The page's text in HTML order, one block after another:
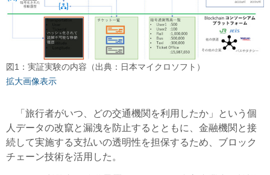
図1：実証実験の内容（出典：日本マイクロソフト）
拡大画像表示
「旅行者がいつ、どの交通機関を利用したか」という個
人データの改竄と漏洩を防止するとともに、金融機関と接
続して実施する支払いの透明性を担保するため、ブロック
チェーン技術を活用した。